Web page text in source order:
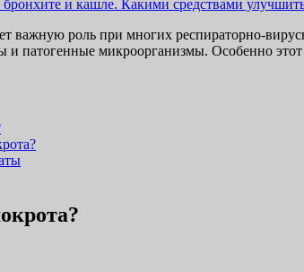
важную роль при многих респираторно-
патогенные микроорганизмы. Особенно